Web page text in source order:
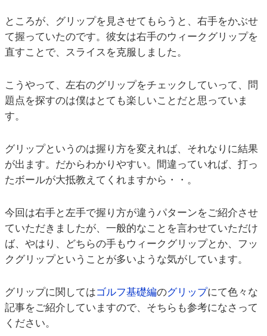
ところが、グリップを見させてもらうと、右手をかぶせ
て握っていたのです。彼女は右手のウィークグリップを
直すことで、スライスを克服しました。
こうやって、左右のグリップをチェックしていって、問
題点を探すのは僕はとても楽しいことだと思っていま
す。
グリップというのは握り方を変えれば、それなりに結果
が出ます。だからわかりやすい。間違っていれば、打っ
たボールが大抵教えてくれますから・・。
今回は右手と左手で握り方が違うパターンをご紹介させ
ていただきましたが、一般的なことを言わせていただけ
ば、やはり、どちらの手もウィークグリップとか、フッ
クグリップということが多いような気がしています。
グリップに関してはゴルフ基礎編のグリップにて色々な
記事をご紹介していますので、そちらも参考になさって
ください。